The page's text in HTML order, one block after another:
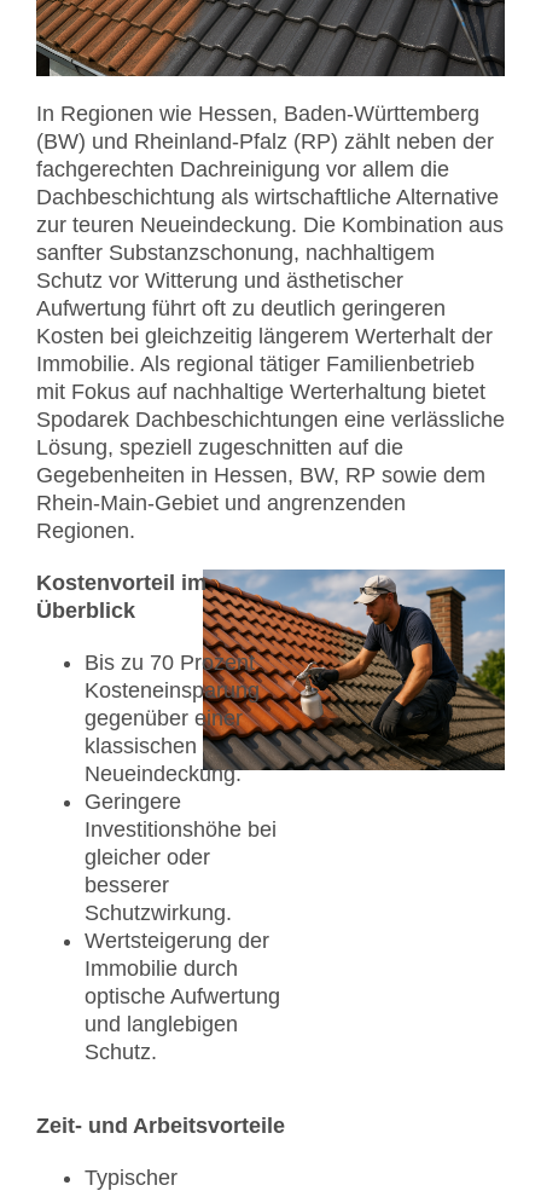
In Regionen wie Hessen, Baden-Württemberg
(BW) und Rheinland-Pfalz (RP) zählt neben der
fachgerechten Dachreinigung vor allem die
Dachbeschichtung als wirtschaftliche Alternative
zur teuren Neueindeckung. Die Kombination aus
sanfter Substanzschonung, nachhaltigem
Schutz vor Witterung und ästhetischer
Aufwertung führt oft zu deutlich geringeren
Kosten bei gleichzeitig längerem Werterhalt der
Immobilie. Als regional tätiger Familienbetrieb
mit Fokus auf nachhaltige Werterhaltung bietet
Spodarek Dachbeschichtungen eine verlässliche
Lösung, speziell zugeschnitten auf die
Gegebenheiten in Hessen, BW, RP sowie dem
Rhein-Main-Gebiet und angrenzenden
Regionen.
Kostenvorteil im
Überblick
Bis zu 70 Prozent
Kosteneinsparung
gegenüber einer
klassischen
Neueindeckung.
Geringere
Investitionshöhe bei
gleicher oder
besserer
Schutzwirkung.
Wertsteigerung der
Immobilie durch
optische Aufwertung
und langlebigen
Schutz.
Zeit- und Arbeitsvorteile
Typischer